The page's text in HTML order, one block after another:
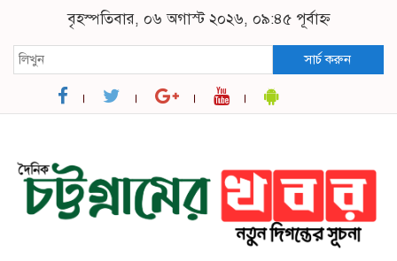
বৃহস্পতিবার, ০৬ অগাস্ট ২০২৬, ০৯:৪৫ পূর্বাহ্ন
সার্চ করুন